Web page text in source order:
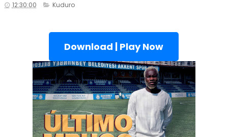
12:30:00 Kuduro
Download | Play Now